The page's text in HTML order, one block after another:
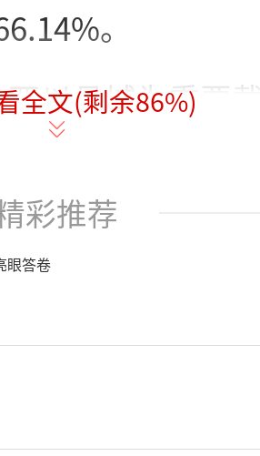
。
以县城为重要
镇化建设，城
前2年实现65%
续完善，未来
晰，“西安龙头
流动”的城乡区
全文(剩余86%)
彩推荐
眼答卷